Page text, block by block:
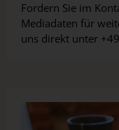
Fordern Sie im
Mediadaten für
uns direkt unter